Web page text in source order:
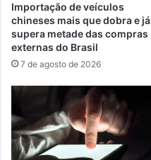
Importação de veículos
chineses mais que dobra e já
supera metade das compras
externas do Brasil
7 de agosto de 2026